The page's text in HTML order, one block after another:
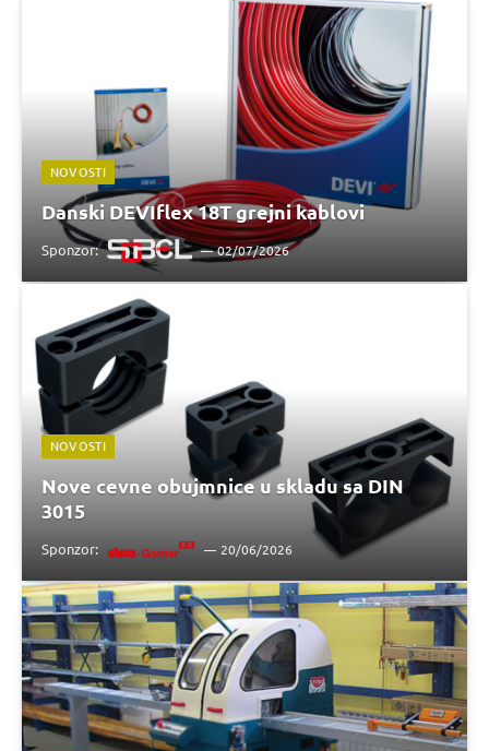
NOVOSTI
Danski DEVIflex 18T grejni kablovi
Sponzor: 02/07/2026
NOVOSTI
Nove cevne obujmnice u skladu sa DIN
3015
Sponzor: 20/06/2026